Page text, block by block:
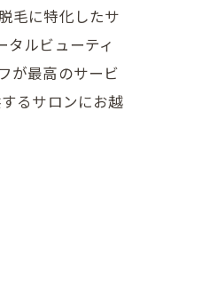
毛に特化したサ
ルビューティ
が最高のサービ
るサロンにお越